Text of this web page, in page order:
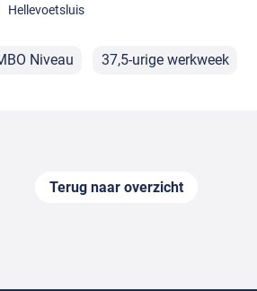
Hellevoetsluis
Niveau 37,5-urige werkweek
Terug naar overzicht